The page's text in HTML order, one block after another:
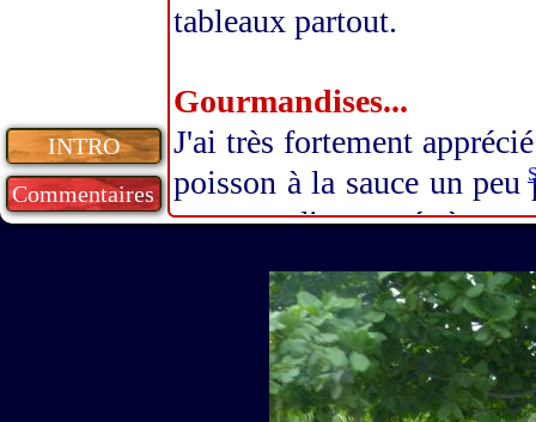
INTRO
Commentaires
tableaux partout.
Gourmandises...
J'ai très fortement
poisson à la sauce un peu
gourmandise sucrée à
Communication...
Le conseil des Ministres
avons pu être informés